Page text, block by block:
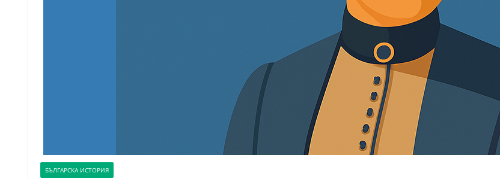
БЪЛГАРСКА ИСТОРИЯ